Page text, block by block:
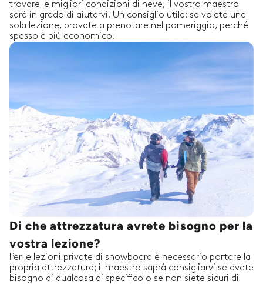
trovare le migliori condizioni di neve, il vostro maestro
sarà in grado di aiutarvi! Un consiglio utile: se volete una
sola lezione, provate a prenotare nel pomeriggio, perché
spesso è più economico!
Di che attrezzatura avrete bisogno per la
vostra lezione?
Per le lezioni private di snowboard è necessario portare la
propria attrezzatura; il maestro saprà consigliarvi se avete
bisogno di qualcosa di specifico o se non siete sicuri di